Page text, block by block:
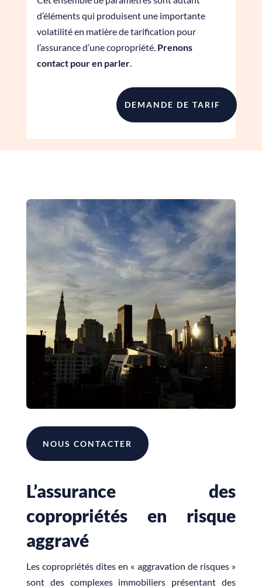
d’éléments qui produisent une importante
volatilité en matière de tarification pour
l’assurance d’une copropriété. Prenons
contact pour en parler.
DEMANDE DE TARIF
NOUS CONTACTER
L’assurance des
copropriétés en risque
aggravé
Les copropriétés dites en « aggravation de risques »
sont des complexes immobiliers présentant des